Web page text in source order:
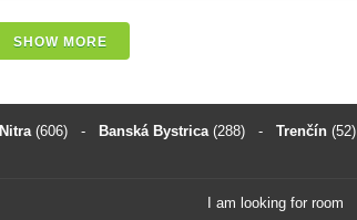
SHOW MORE
Nitra (606) - Banská Bystrica (288) - Trenčín (52)
I am looking for room